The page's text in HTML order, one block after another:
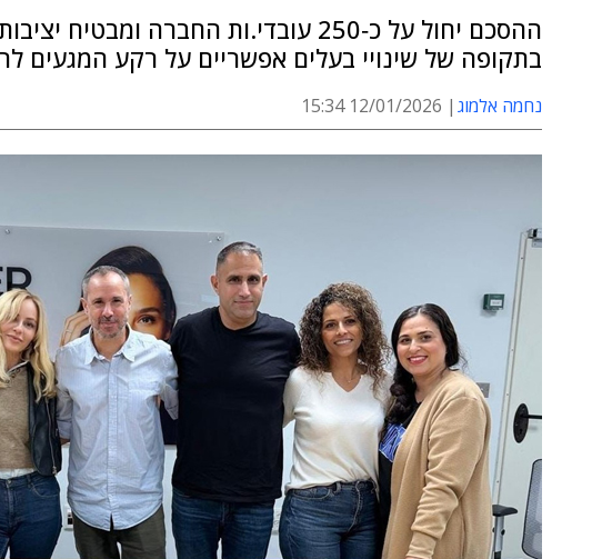
ההסכם יחול על כ‑250 עובדי.ות החברה
בתקופה של שינויי בעלים אפשריים על רקע המגעים
נחמה אלמוג 12/01/2026 15:34